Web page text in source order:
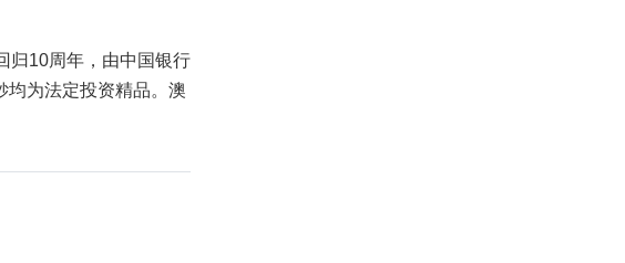
10周年，由中国银行
均为法定投资精品。澳